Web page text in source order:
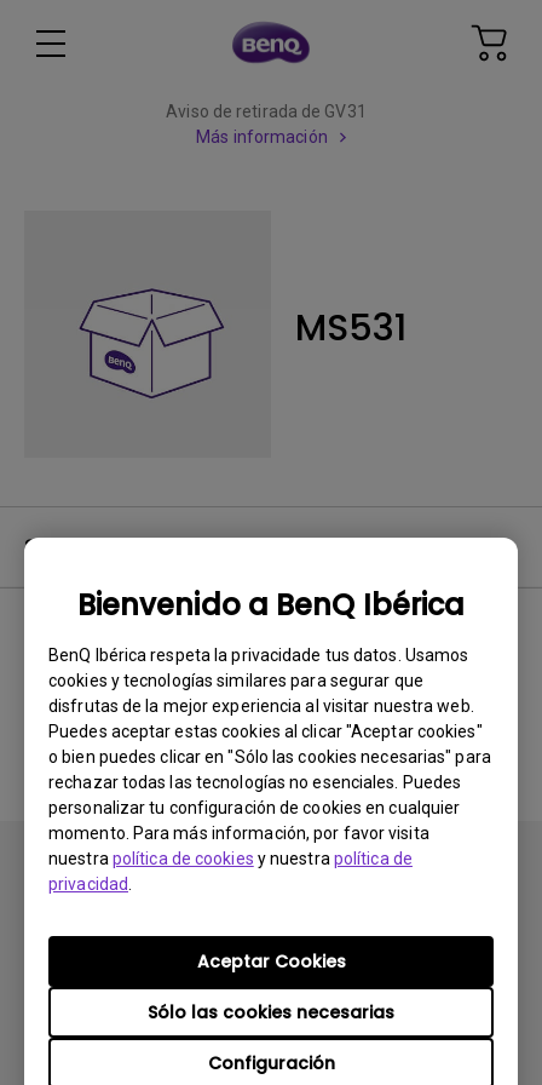
Bienvenido a BenQ Ibérica
BenQ Ibérica respeta la privacidade tus datos. Usamos
cookies y tecnologías similares para segurar que
disfrutas de la mejor experiencia al visitar nuestra web.
Puedes aceptar estas cookies al clicar "Aceptar cookies"
o bien puedes clicar en "Sólo las cookies necesarias" para
rechazar todas las tecnologías no esenciales. Puedes
personalizar tu configuración de cookies en cualquier
momento. Para más información, por favor visita
nuestra política de cookies y nuestra política de
privacidad
Configuración
Sólo las cookies necesarias
Aceptar Cookies
Aviso de retirada de GV31
Más información
MS531
Software
No hay software ni drivers
relacionados